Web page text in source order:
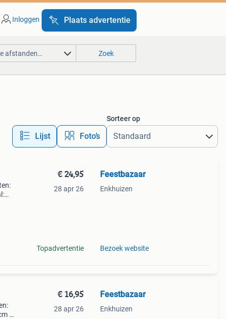
Inloggen Plaats advertentie
afstanden… Zoek
Lijst Foto’s
Sorteer op
€ 24,95
28 apr 26
Topadvertentie
Feestbazaar
Enkhuizen
Bezoek website
-
€ 16,95
28 apr 26
Feestbazaar
Enkhuizen